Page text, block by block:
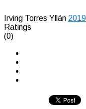
Irving Torres Yllán 2019
Ratings
(0)